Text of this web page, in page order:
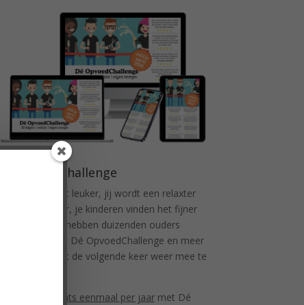
Dé OpvoedChallenge
Opvoeden wordt leuker, jij wordt een relaxter
moeder of vader, je kinderen vinden het fijner
thuis. Inmiddels hebben duizenden ouders
meegedaan met Dé OpvoedChallenge en meer
dan de helft zegt de volgende keer weer mee te
starten slechts eenmaal per jaarmet Dé